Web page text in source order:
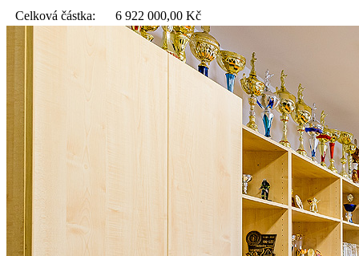
Celková částka: 6 922 000,00 Kč